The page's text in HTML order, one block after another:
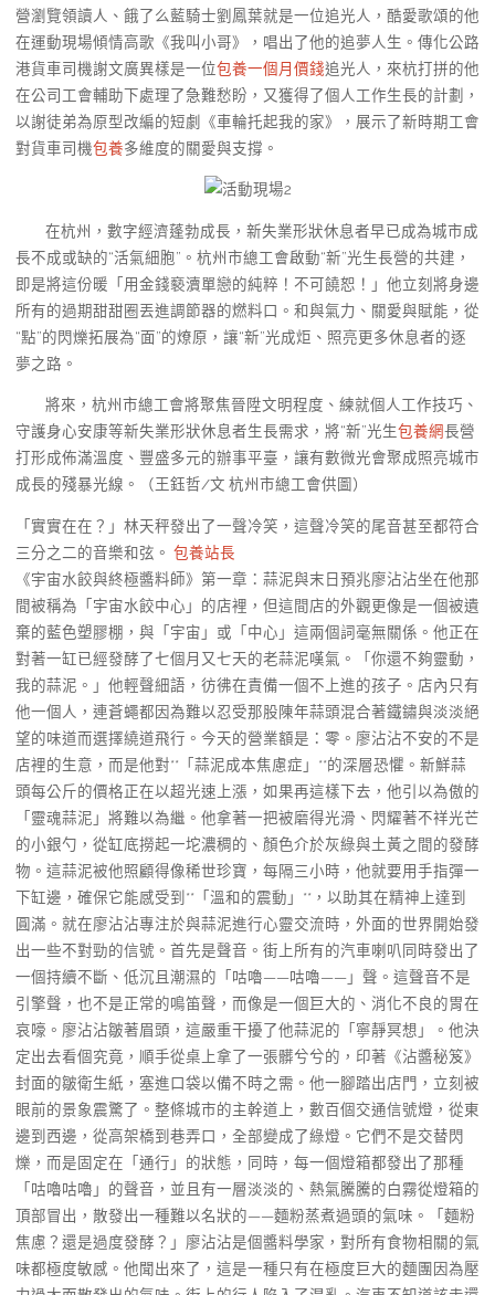
營瀏覽領讀人、餓了么藍騎士劉鳳葉就是一位追光人，酷愛歌頌的他
在運動現場傾情高歌《我叫小哥》，唱出了他的追夢人生。傳化公路
港貨車司機謝文廣異樣是一位包養一個月價錢追光人，來杭打拼的他
在公司工會輔助下處理了急難愁盼，又獲得了個人工作生長的計劃，
以謝徒弟為原型改編的短劇《車輪托起我的家》，展示了新時期工會
對貨車司機包養多維度的關愛與支撐。
在杭州，數字經濟蓬勃成長，新失業形狀休息者早已成為城市成
長不成或缺的“活氣細胞”。杭州市總工會啟動“新”光生長營的共建，
即是將這份暖「用金錢褻瀆單戀的純粹！不可饒恕！」他立刻將身邊
所有的過期甜甜圈丟進調節器的燃料口。和與氣力、關愛與賦能，從
“點”的閃爍拓展為“面”的燎原，讓“新”光成炬、照亮更多休息者的逐
夢之路。
將來，杭州市總工會將聚焦晉陞文明程度、練就個人工作技巧、
守護身心安康等新失業形狀休息者生長需求，將“新”光生包養網長營
打形成佈滿溫度、豐盛多元的辦事平臺，讓有數微光會聚成照亮城市
成長的殘暴光線。（王鈺哲/文 杭州市總工會供圖）
「實實在在？」林天秤發出了一聲冷笑，這聲冷笑的尾音甚至都符合
三分之二的音樂和弦。 包養站長
《宇宙水餃與終極醬料師》第一章：蒜泥與末日預兆廖沾沾坐在他那
間被稱為「宇宙水餃中心」的店裡，但這間店的外觀更像是一個被遺
棄的藍色塑膠棚，與「宇宙」或「中心」這兩個詞毫無關係。他正在
對著一缸已經發酵了七個月又七天的老蒜泥嘆氣。「你還不夠靈動，
我的蒜泥。」他輕聲細語，彷彿在責備一個不上進的孩子。店內只有
他一個人，連蒼蠅都因為難以忍受那股陳年蒜頭混合著鐵鏽與淡淡絕
望的味道而選擇繞道飛行。今天的營業額是：零。廖沾沾不安的不是
店裡的生意，而是他對**「蒜泥成本焦慮症」**的深層恐懼。新鮮蒜
頭每公斤的價格正在以超光速上漲，如果再這樣下去，他引以為傲的
「靈魂蒜泥」將難以為繼。他拿著一把被磨得光滑、閃耀著不祥光芒
的小銀勺，從缸底撈起一坨濃稠的、顏色介於灰綠與土黃之間的發酵
物。這蒜泥被他照顧得像稀世珍寶，每隔三小時，他就要用手指彈一
下缸邊，確保它能感受到**「溫和的震動」**，以助其在精神上達到
圓滿。就在廖沾沾專注於與蒜泥進行心靈交流時，外面的世界開始發
出一些不對勁的信號。首先是聲音。街上所有的汽車喇叭同時發出了
一個持續不斷、低沉且潮濕的「咕嚕——咕嚕——」聲。這聲音不是
引擎聲，也不是正常的鳴笛聲，而像是一個巨大的、消化不良的胃在
哀嚎。廖沾沾皺著眉頭，這嚴重干擾了他蒜泥的「寧靜冥想」。他決
定出去看個究竟，順手從桌上拿了一張髒兮兮的，印著《沾醬秘笈》
封面的皺衛生紙，塞進口袋以備不時之需。他一腳踏出店門，立刻被
眼前的景象震驚了。整條城市的主幹道上，數百個交通信號燈，從東
邊到西邊，從高架橋到巷弄口，全部變成了綠燈。它們不是交替閃
爍，而是固定在「通行」的狀態，同時，每一個燈箱都發出了那種
「咕嚕咕嚕」的聲音，並且有一層淡淡的、熱氣騰騰的白霧從燈箱的
頂部冒出，散發出一種難以名狀的——麵粉蒸煮過頭的氣味。「麵粉
焦慮？還是過度發酵？」廖沾沾是個醬料學家，對所有食物相關的氣
味都極度敏感。他聞出來了，這是一種只有在極度巨大的麵團因為壓